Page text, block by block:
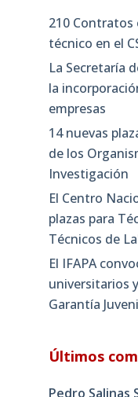
210 Contratos
técnico en el
La Secretaría
la
empresas
14 nuevas
de los
Investigación
El Centro
plazas para
Técnicos de
El IFAPA
universitarios
Garantía
Últimos
Pedro Salinas